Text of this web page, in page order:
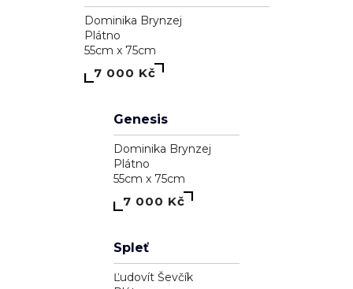
Dominika Brynzej
Plátno
55cm x 75cm
7 000 Kč